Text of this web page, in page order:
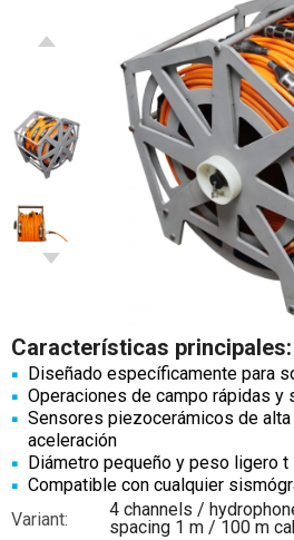
Características principales:
Diseñado específicamente para
Operaciones de campo rápidas y
Sensores piezocerámicos de
aceleración
Diámetro pequeño y peso ligero t
Compatible con cualquier
Variant:
4 channels /
spacing 1 m / 100 m